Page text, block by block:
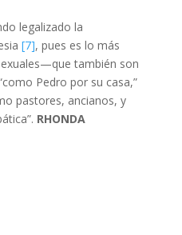
legalizado la
[7], pues es lo más
también son
Pedro por su casa,”
pastores, ancianos, y
RHONDA